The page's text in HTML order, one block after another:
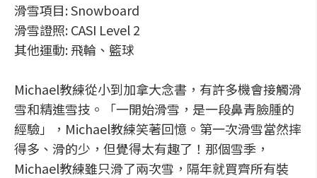
滑雪項目: Snowboard
滑雪證照: CASI Level 2
其他運動: 飛輪、籃球
Michael教練從小到加拿大念書，有許多機會接觸滑
雪和精進雪技。「一開始滑雪，是一段鼻青臉腫的
經驗」，Michael教練笑著回憶。第一次滑雪當然摔
得多、滑的少，但覺得太有趣了！那個雪季，
Michael教練雖只滑了兩次雪，隔年就買齊所有裝